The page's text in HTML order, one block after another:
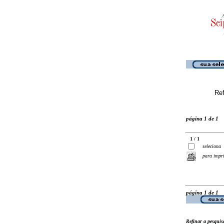
página 1 de 1
1 / 1
seleciona
para
página 1 de 1
Refinar a